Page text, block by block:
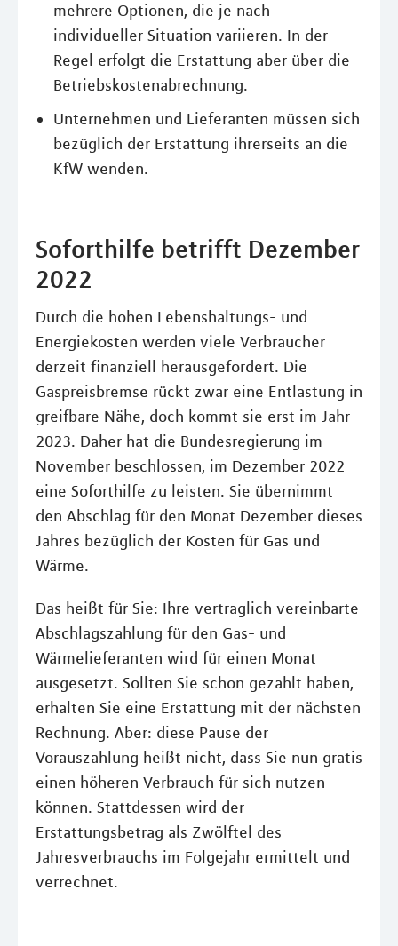
mehrere Optionen, die je nach
individueller Situation variieren. In der
Regel erfolgt die Erstattung aber über die
Betriebskostenabrechnung.
Unternehmen und Lieferanten müssen sich
bezüglich der Erstattung ihrerseits an die
KfW wenden.
Soforthilfe betrifft Dezember
2022
Durch die hohen Lebenshaltungs- und
Energiekosten werden viele Verbraucher
derzeit finanziell herausgefordert. Die
Gaspreisbremse rückt zwar eine Entlastung in
greifbare Nähe, doch kommt sie erst im Jahr
2023. Daher hat die Bundesregierung im
November beschlossen, im Dezember 2022
eine Soforthilfe zu leisten. Sie übernimmt
den Abschlag für den Monat Dezember dieses
Jahres bezüglich der Kosten für Gas und
Wärme.
Das heißt für Sie: Ihre vertraglich vereinbarte
Abschlagszahlung für den Gas- und
Wärmelieferanten wird für einen Monat
ausgesetzt. Sollten Sie schon gezahlt haben,
erhalten Sie eine Erstattung mit der nächsten
Rechnung. Aber: diese Pause der
Vorauszahlung heißt nicht, dass Sie nun gratis
einen höheren Verbrauch für sich nutzen
können. Stattdessen wird der
Erstattungsbetrag als Zwölftel des
Jahresverbrauchs im Folgejahr ermittelt und
verrechnet.